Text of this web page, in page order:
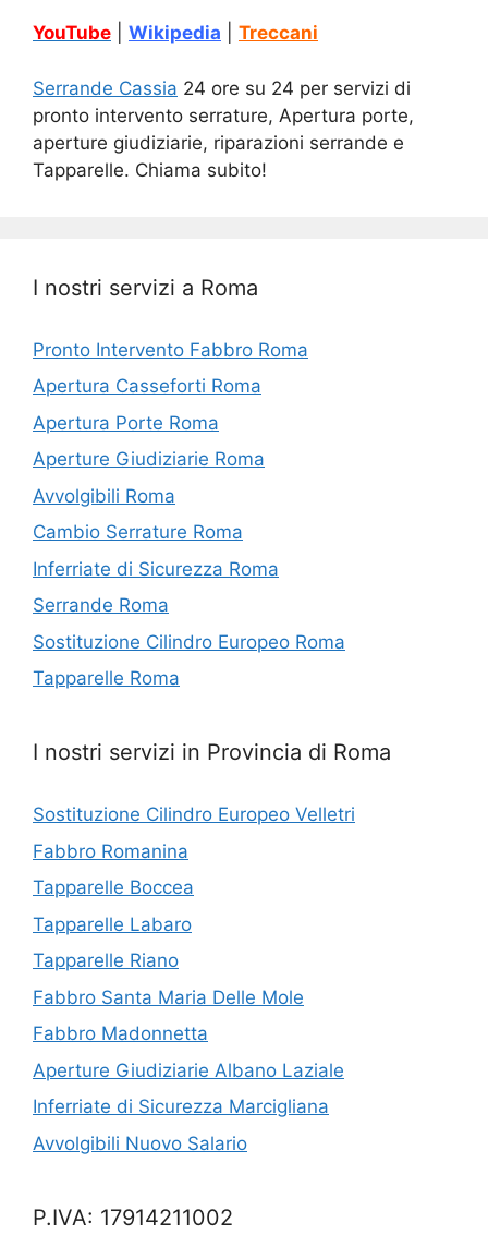
YouTube Wikipedia Treccani
Serrande Cassia 24 ore su 24 per servizi di
pronto intervento serrature, Apertura porte,
aperture giudiziarie, riparazioni serrande e
Tapparelle. Chiama subito!
I nostri servizi a Roma
Pronto Intervento Fabbro Roma
Apertura Casseforti Roma
Apertura Porte Roma
Aperture Giudiziarie Roma
Avvolgibili Roma
Cambio Serrature Roma
Inferriate di Sicurezza Roma
Serrande Roma
Sostituzione Cilindro Europeo Roma
Tapparelle Roma
I nostri servizi in Provincia di Roma
Sostituzione Cilindro Europeo Velletri
Fabbro Romanina
Tapparelle Boccea
Tapparelle Labaro
Tapparelle Riano
Fabbro Santa Maria Delle Mole
Fabbro Madonnetta
Aperture Giudiziarie Albano Laziale
Inferriate di Sicurezza Marcigliana
Avvolgibili Nuovo Salario
P.IVA: 17914211002